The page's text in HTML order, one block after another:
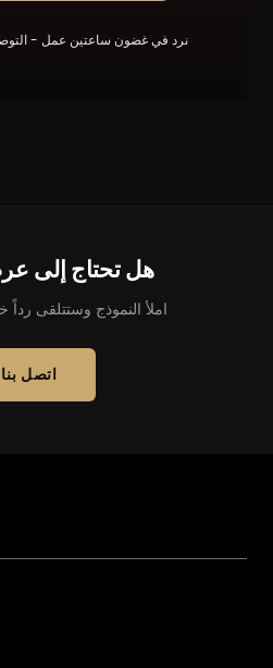
نرد في غضون ساعتين عمل -
هل تحتاج إلى
املأ النموذج وستتلقى
اتصل بنا